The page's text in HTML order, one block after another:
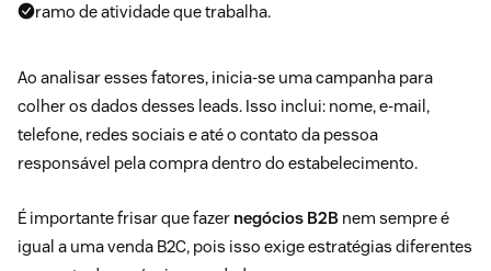
ramo de atividade que trabalha.
Ao analisar esses fatores, inicia-se uma campanha para
colher os dados desses leads. Isso inclui: nome, e-mail,
telefone, redes sociais e até o contato da pessoa
responsável pela compra dentro do estabelecimento.
É importante frisar que fazer negócios B2B nem sempre é
igual a uma venda B2C, pois isso exige estratégias diferentes